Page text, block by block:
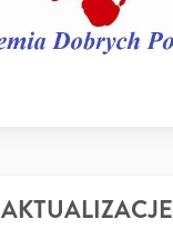
AKTUALIZACJE